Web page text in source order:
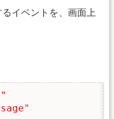
イベントを、画面上